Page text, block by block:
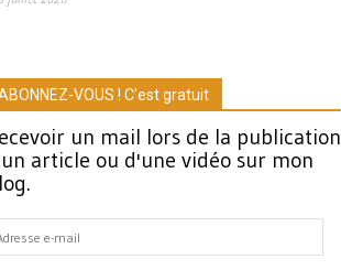
VOUS ! C'est gratuit
un mail lors de la publication
article ou d'une vidéo sur mon